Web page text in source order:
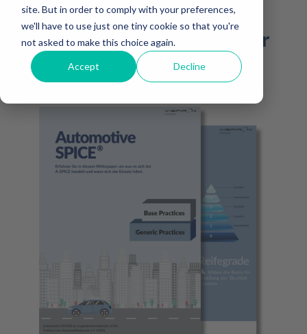
site. But in order to comply with your preferences,
we'll have to use just one tiny cookie so that you're
not asked to make this choice again.
Accept Decline
Automotive SPICE® - ein
Schlüssel zur Erhöhung der
Software Qualität?